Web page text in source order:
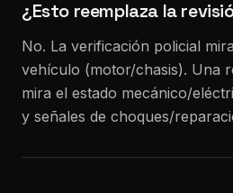
¿Esto reemplaza la
No. La verificación policial
vehículo (motor/chasis). Una
mira el estado mecánico/
y señales de choques/